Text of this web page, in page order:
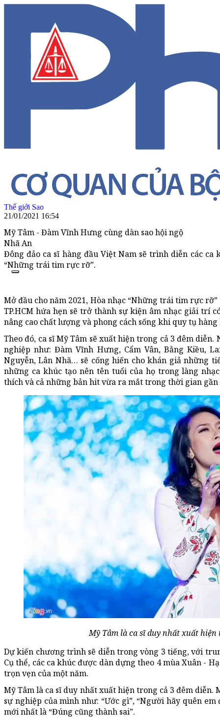
Thế giới Sao
21/01/2021 16:54
Mỹ Tâm - Đàm Vĩnh Hưng cùng dàn sao hội ngộ
Nhã An
Đông đảo ca sĩ hàng đầu Việt Nam sẽ trình diễn các
“Những trái tim rực rỡ”.
Mở đầu cho năm 2021, Hòa nhạc “Những trái tim rực
TP.HCM hứa hẹn sẽ trở thành sự kiện âm nhạc giải trí
nâng cao chất lượng và phong cách sống khi quy tụ
Theo đó, ca sĩ Mỹ Tâm sẽ xuất hiện trong cả 3 đêm
nghiệp như: Đàm Vĩnh Hưng, Cẩm Vân, Bằng Kiều,
Nguyễn, Lân Nhã… sẽ cống hiến cho khán giả những
những ca khúc tạo nên tên tuổi của họ trong làng
thích và cả những bản hit vừa ra mắt trong thời gian gần
Mỹ Tâm là ca sĩ duy nhất xuất hiện
Dự kiến chương trình sẽ diễn trong vòng 3 tiếng, với
Cụ thể, các ca khúc được dàn dựng theo 4 mùa Xuân -
trọn vẹn của một năm.
Mỹ Tâm là ca sĩ duy nhất xuất hiện trong cả 3 đêm
sự nghiệp của mình như: “Ước gì”, “Người hãy quên
mới nhất là “Đúng cũng thành sai”.